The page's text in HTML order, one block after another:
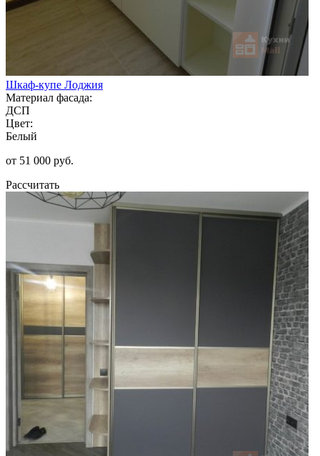
Шкаф-купе Лоджия
Материал фасада:
ДСП
Цвет:
Белый
от 51 000 руб.
Рассчитать